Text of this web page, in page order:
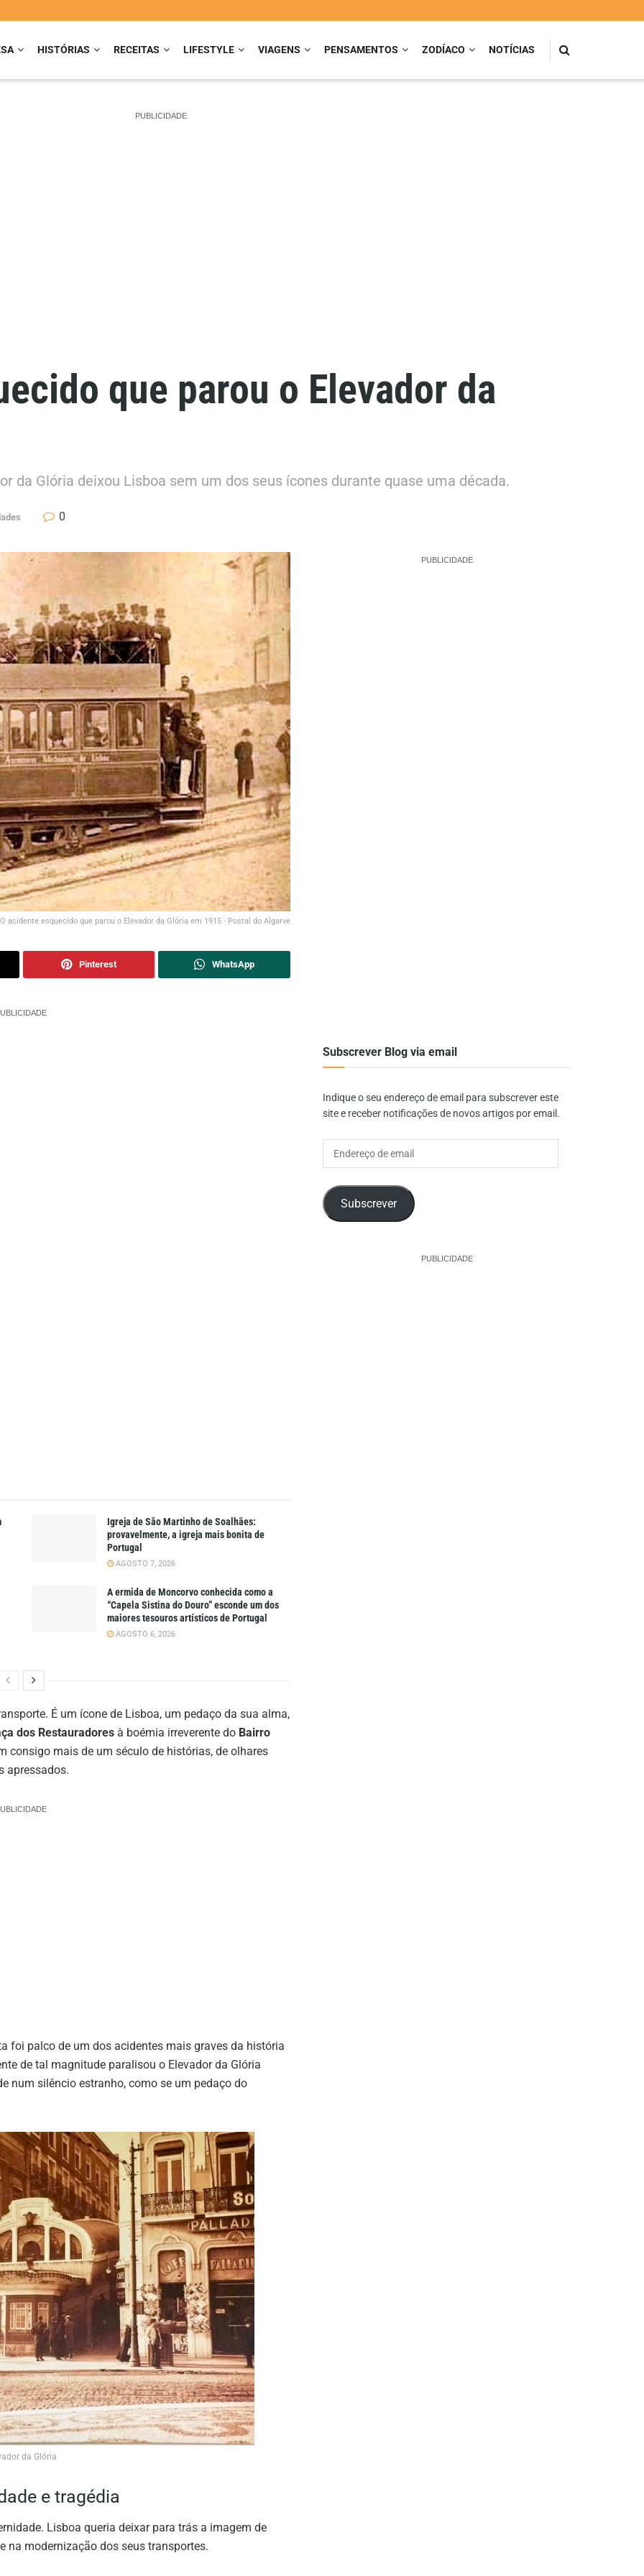
HISTÓRIAS RECEITAS LIFESTYLE VIAGENS PENSAMENTOS ZODÍACO NOTÍCIAS
PUBLICIDADE
que parou o Elevador da
da Glória deixou Lisboa sem um dos seus ícones durante quase uma década.
0
O acidente esquecido que parou o Elevador da Glória em 1915 - Postal do Algarve
Pinterest WhatsApp
Igreja de São Martinho de Soalhães:
provavelmente, a igreja mais bonita de
Portugal
AGOSTO 7, 2026
A ermida de Moncorvo conhecida como a
“Capela Sistina do Douro” esconde um dos
maiores tesouros artísticos de Portugal
AGOSTO 6, 2026
É um ícone de Lisboa, um pedaço da sua alma,
dos Restauradores à boémia irreverente do Bairro
consigo mais de um século de histórias, de olhares
apressados.
foi palco de um dos acidentes mais graves da história
de tal magnitude paralisou o Elevador da Glória
num silêncio estranho, como se um pedaço do
da Glória
e tragédia
Lisboa queria deixar para trás a imagem de
na modernização dos seus transportes.
PUBLICIDADE
Subscrever Blog via email
Indique o seu endereço de email para subscrever este
site e receber notificações de novos artigos por email.
Subscrever
PUBLICIDADE